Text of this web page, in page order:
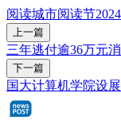
阅读城市阅读节2024
上一篇
三年逃付逾36万元
下一篇
国大计算机学院设